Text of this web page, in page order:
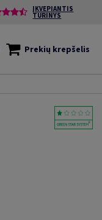
ĮKVEPIANTIS
TURINYS
Prekių krepšelis